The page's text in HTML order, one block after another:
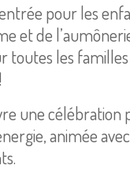
pour les
et de
toutes les
une célébration
animée